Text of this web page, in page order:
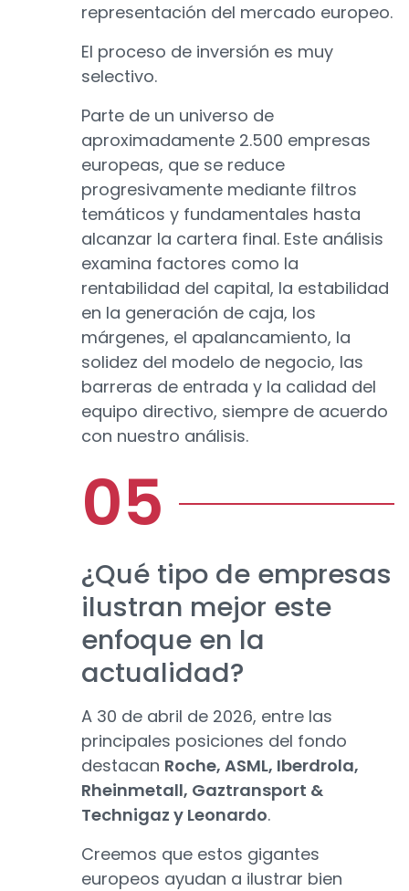
representación del mercado europeo.
El proceso de inversión es muy
selectivo.
Parte de un universo de
aproximadamente 2.500 empresas
europeas, que se reduce
progresivamente mediante filtros
temáticos y fundamentales hasta
alcanzar la cartera final. Este análisis
examina factores como la
rentabilidad del capital, la estabilidad
en la generación de caja, los
márgenes, el apalancamiento, la
solidez del modelo de negocio, las
barreras de entrada y la calidad del
equipo directivo, siempre de acuerdo
con nuestro análisis.
¿Qué tipo de empresas
ilustran mejor este
enfoque en la
actualidad?
A 30 de abril de 2026, entre las
principales posiciones del fondo
destacan Roche, ASML, Iberdrola,
Rheinmetall, Gaztransport &
Technigaz y Leonardo.
Creemos que estos gigantes
europeos ayudan a ilustrar bien